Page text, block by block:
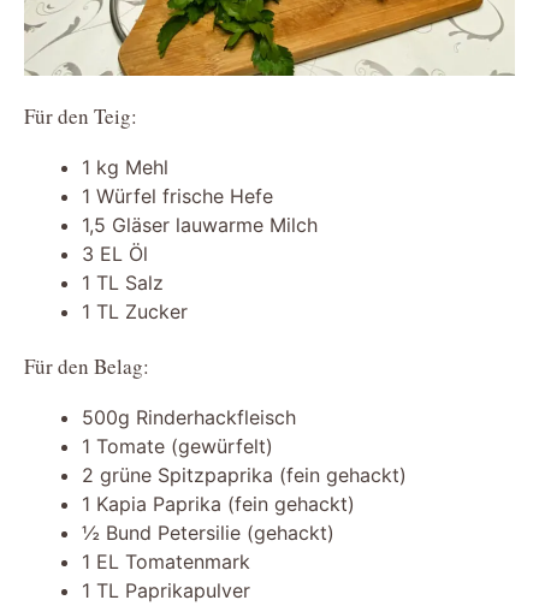
Für den Teig:
1 kg Mehl
1 Würfel frische Hefe
1,5 Gläser lauwarme Milch
3 EL Öl
1 TL Salz
1 TL Zucker
Für den Belag:
500g Rinderhackfleisch
1 Tomate (gewürfelt)
2 grüne Spitzpaprika (fein gehackt)
1 Kapia Paprika (fein gehackt)
½ Bund Petersilie (gehackt)
1 EL Tomatenmark
1 TL Paprikapulver